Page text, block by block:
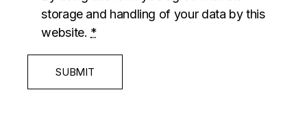
storage and handling of your data by this
website. *
SUBMIT